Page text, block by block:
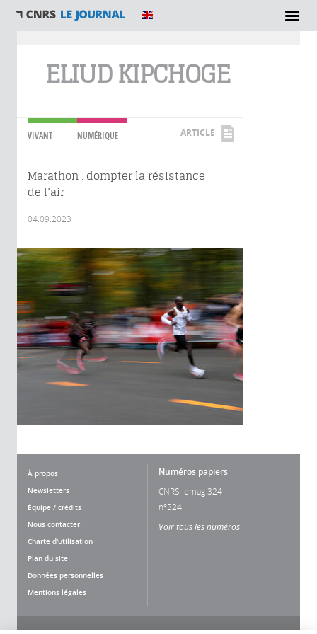
ELIUD KIPCHOGE
VIVANT NUMÉRIQUE ARTICLE
Marathon : dompter la résistance
de l’air
04.09.2023
À propos
Newsletters
Équipe / crédits
Nous contacter
Charte d'utilisation
Plan du site
Données personnelles
Mentions légales
Numéros papiers
CNRS lemag 324
n°324
Voir tous les numéros